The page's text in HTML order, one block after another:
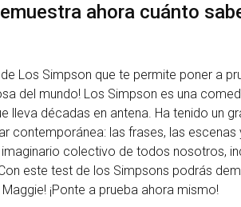
ahora cuánto
de Los Simpson que te permite poner a
del mundo! Los Simpson es una
lleva décadas en antena. Ha tenido un
contemporánea: las frases, las
colectivo de todos nosotros,
este test de los Simpsons podrás
¡Ponte a prueba ahora mismo!